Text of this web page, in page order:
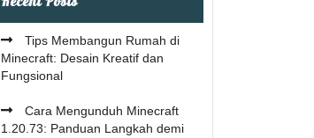
Tips Membangun Rumah di
Minecraft: Desain Kreatif dan
Fungsional
Cara Mengunduh Minecraft
1.20.73: Panduan Langkah demi